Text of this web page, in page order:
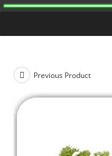
Previous Product